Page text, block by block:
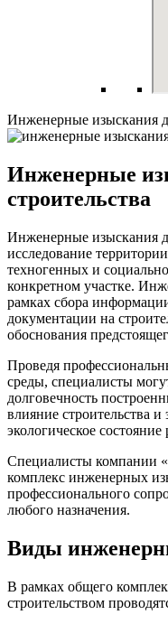
Инженерные изыскания
Инженерные
строительства
Инженерные изыскания
исследование
техногенных и
конкретном участке.
рамках сбора
документации на
обоснования
Проведя
среды, специалисты
долговечность
влияние строительства
экологическое состояние
Специалисты компании
комплекс инженерных
профессионального
любого назначения.
Виды
В рамках общего
строительством